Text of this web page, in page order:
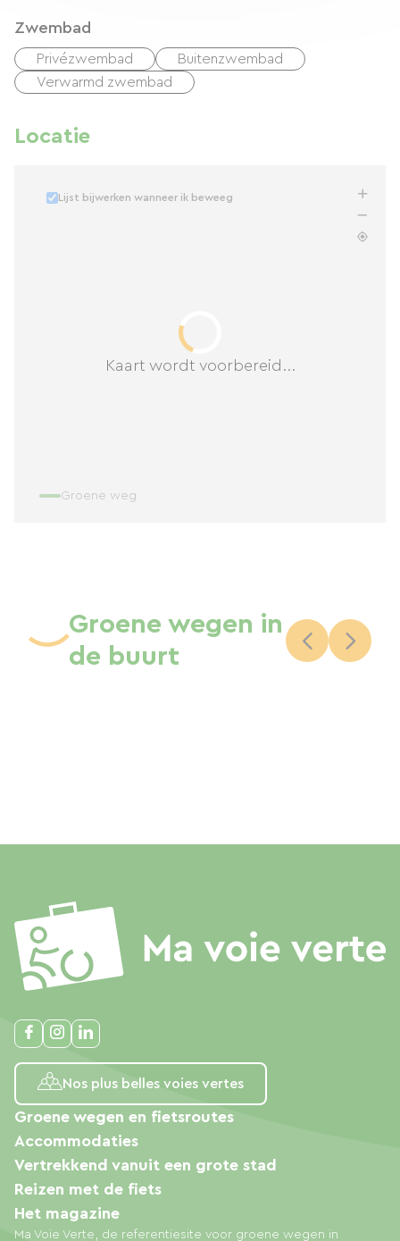
Zwembad
Privézwembad
Buitenzwembad
Verwarmd zwembad
Locatie
Kaart wordt voorbereid...
Lijst bijwerken wanneer ik beweeg
Groene weg
Groene wegen in
de buurt
Nos plus belles voies vertes
Ma Voie Verte, de referentiesite voor groene wegen in
Groene wegen en fietsroutes
Accommodaties
Vertrekkend vanuit een grote stad
Reizen met de fiets
Het magazine